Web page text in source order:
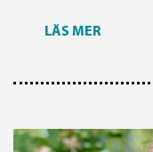
LÄS MER